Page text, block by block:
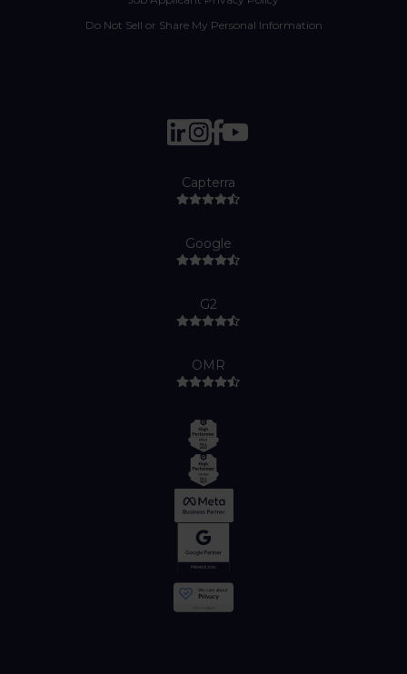
Do Not Sell or Share My Personal Information
Capterra
Google
G2
OMR